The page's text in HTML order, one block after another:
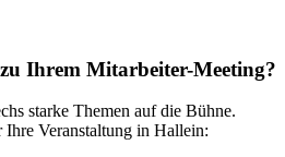
Ihrem Mitarbeiter-Meeting?
starke Themen auf die Bühne.
Ihre Veranstaltung in Hallein: